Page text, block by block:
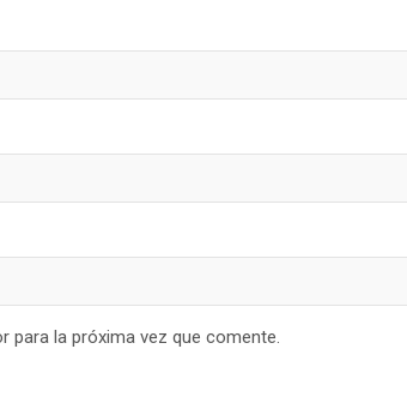
para la próxima vez que comente.